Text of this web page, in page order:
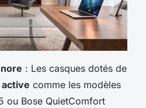
: Les casques dotés de
comme les modèles
ou Bose QuietComfort